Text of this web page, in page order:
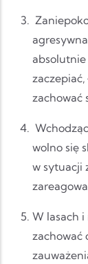
absolutnie
zachować
wolno się
w sytuacji
W lasach
zachować